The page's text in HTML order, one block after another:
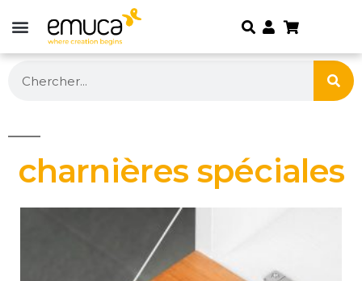
charnières spéciales